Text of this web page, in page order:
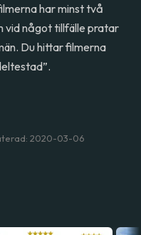
har minst två
vid något tillfälle pratar
Du hittar filmerna
2020-03-06